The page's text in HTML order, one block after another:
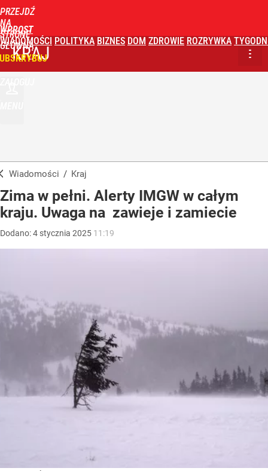
PRZEJDŹ
NA
STRONĘ
GŁÓWNĄ
WPROST
WIADOMOŚCI POLITYKA BIZNES DOM ZDROWIE ROZRYWKA
KRAJ
Wiadomości / Kraj
Zima w pełni. Alerty IMGW w całym
kraju. Uwaga na zawieje i zamiecie
Dodano:4 stycznia 2025 11:19